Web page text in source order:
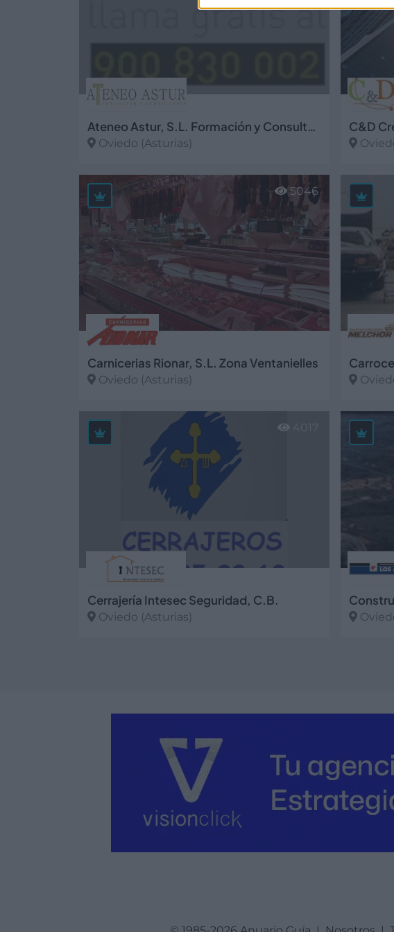
Ateneo Astur, S.L. Formación y Consultoría
Oviedo (Asturias)
C&D
Carnicerias Rionar, S.L. Zona Ventanielles
Oviedo (Asturias)
Ver más
5046
Ver
Cerrajería Intesec Seguridad, C.B.
Oviedo (Asturias)
4017